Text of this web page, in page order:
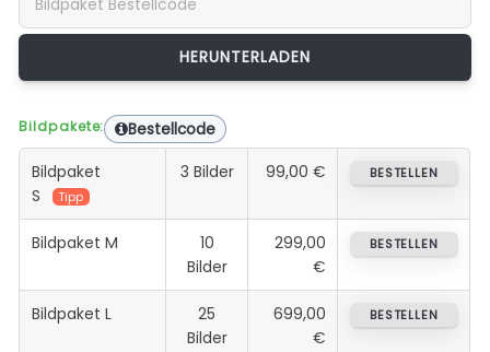
Bildpakete: Bestellcode
Bildpaket
S
Tipp
3 Bilder 99,00 € BESTELLEN
Bildpaket M
10
Bilder
299,00
€
BESTELLEN
Bildpaket L
25
Bilder
699,00
€
BESTELLEN